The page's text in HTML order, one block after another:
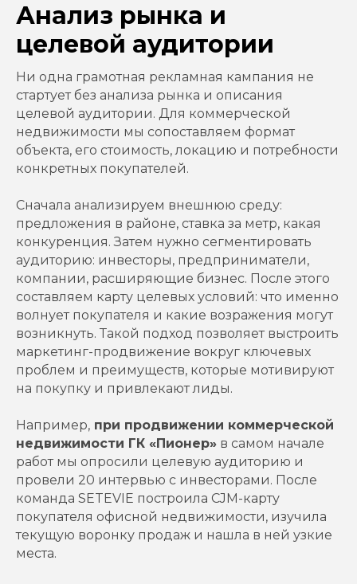
Анализ рынка и
целевой аудитории
Ни одна грамотная рекламная кампания не
стартует без анализа рынка и описания
целевой аудитории. Для коммерческой
недвижимости мы сопоставляем формат
объекта, его стоимость, локацию и потребности
конкретных покупателей.
Сначала анализируем внешнюю среду:
предложения в районе, ставка за метр, какая
конкуренция. Затем нужно сегментировать
аудиторию: инвесторы, предприниматели,
компании, расширяющие бизнес. После этого
составляем карту целевых условий: что именно
волнует покупателя и какие возражения могут
возникнуть. Такой подход позволяет выстроить
маркетинг-продвижение вокруг ключевых
проблем и преимуществ, которые мотивируют
на покупку и привлекают лиды.
Например, при продвижении коммерческой
недвижимости ГК «Пионер» в самом начале
работ мы опросили целевую аудиторию и
провели 20 интервью с инвесторами. После
команда SETEVIE построила CJM-карту
покупателя офисной недвижимости, изучила
текущую воронку продаж и нашла в ней узкие
места.